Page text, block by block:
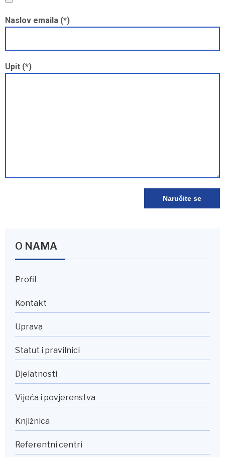
Naslov emaila (*)
Upit (*)
O NAMA
Profil
Kontakt
Uprava
Statut i pravilnici
Djelatnosti
Vijeća i povjerenstva
Knjižnica
Referentni centri